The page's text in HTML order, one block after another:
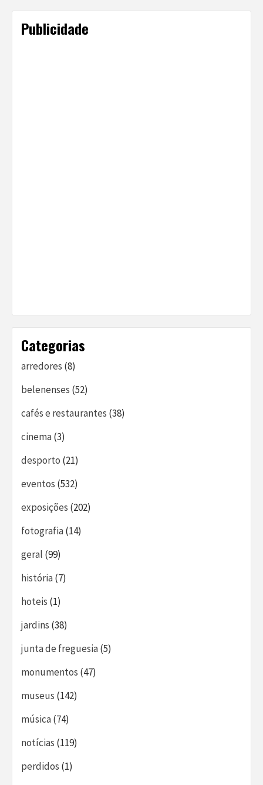
Publicidade
Categorias
arredores (8)
belenenses (52)
cafés e restaurantes (38)
cinema(3)
desporto (21)
eventos (532)
exposições (202)
fotografia(14)
geral (99)
história(7)
hoteis (1)
jardins (38)
junta de freguesia(5)
monumentos (47)
museus (142)
música(74)
notícias (119)
perdidos (1)